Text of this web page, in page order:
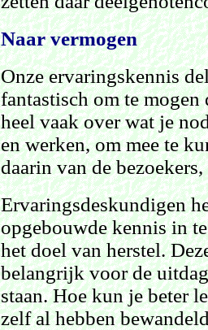
Naar vermogen
Onze ervaringskennis
fantastisch om te
heel vaak over wat je
en werken, om mee te
daarin van de
Ervaringsdeskundigen
opgebouwde kennis in
het doel van herstel.
belangrijk voor de
staan. Hoe kun je beter
zelf al hebben